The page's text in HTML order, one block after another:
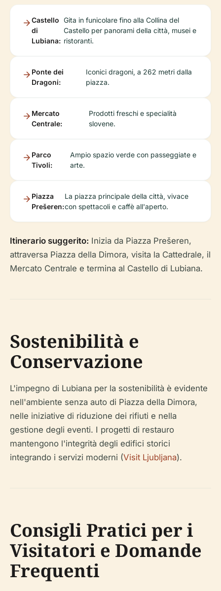
Castello
di
Lubiana:
Gita in funicolare fino alla Collina del
Castello per panorami della città, musei e
ristoranti.
Ponte dei
Dragoni:
Iconici dragoni, a 262 metri dalla
piazza.
Mercato
Centrale:
Prodotti freschi e specialità
slovene.
Parco
Tivoli:
Ampio spazio verde con passeggiate e
arte.
Piazza
Prešeren:
La piazza principale della città, vivace
con spettacoli e caffè all'aperto.
Itinerario suggerito: Inizia da Piazza Prešeren,
attraversa Piazza della Dimora, visita la Cattedrale, il
Mercato Centrale e termina al Castello di Lubiana.
Sostenibilità e
Conservazione
L'impegno di Lubiana per la sostenibilità è evidente
nell'ambiente senza auto di Piazza della Dimora,
nelle iniziative di riduzione dei rifiuti e nella
gestione degli eventi. I progetti di restauro
mantengono l'integrità degli edifici storici
integrando i servizi moderni (Visit Ljubljana).
Consigli Pratici per i
Visitatori e Domande
Frequenti